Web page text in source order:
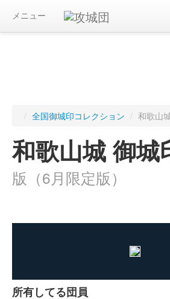
メニュー
/ 全国御城印コレクション / 和歌山
和歌山城 御城
版（6月限定版）
所有してる団員